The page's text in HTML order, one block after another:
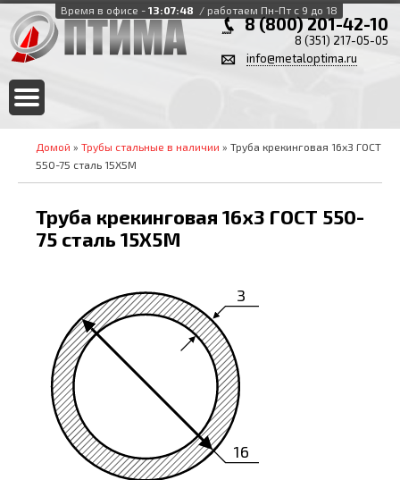
Время в офисе - 13:07:49 / работаем Пн-Пт с 9 до 18
8 (800) 201-42-10
8 (351) 217-05-05
info@metaloptima.ru
Домой » Трубы стальные в наличии » Труба крекинговая 16х3 ГОСТ
550-75 сталь 15Х5М
Труба крекинговая 16х3 ГОСТ 550-
75 сталь 15Х5М
16
3